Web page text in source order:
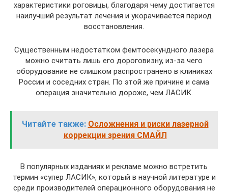
характеристики роговицы, благодаря чему достигается
наилучший результат лечения и укорачивается период
восстановления.
Существенным недостатком фемтосекундного лазера
можно считать лишь его дороговизну, из-за чего
оборудование не слишком распространено в клиниках
России и соседних стран. По этой же причине и сама
операция значительно дороже, чем ЛАСИК.
Читайте также: Осложнения и риски лазерной
коррекции зрения СМАЙЛ
В популярных изданиях и рекламе можно встретить
термин «супер ЛАСИК», который в научной литературе и
среди производителей операционного оборудования не